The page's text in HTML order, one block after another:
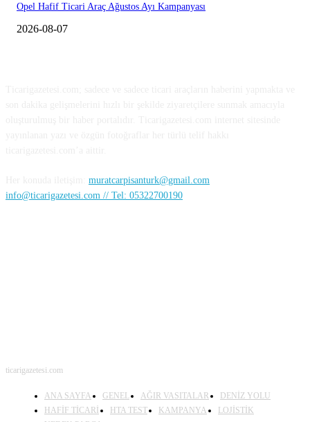
Opel Hafif Ticari Araç Ağustos Ayı Kampanyası
2026-08-07
muratcarpisanturk@gmail.com
info@ticarigazetesi.com // Tel: 05322700190
ticarigazetesi.com
ANA SAYFA GENEL AĞIR VASITALAR
DENİZ YOLU
HAFİF TİCARİ
HTA TEST KAMPANYA
LOJİSTİK